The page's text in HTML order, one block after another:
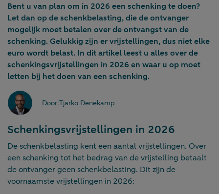
Bent u van plan om in 2026 een schenking te doen?
Let dan op de schenkbelasting, die de ontvanger
mogelijk moet betalen over de ontvangst van de
schenking. Gelukkig zijn er vrijstellingen, dus niet elke
euro wordt belast. In dit artikel leest u alles over de
schenkingsvrijstellingen in 2026 en waar u op moet
letten bij het doen van een schenking.
Door:Tjarko Denekamp
Schenkingsvrijstellingen in 2026
De schenkbelasting kent een aantal vrijstellingen. Over
een schenking tot het bedrag van de vrijstelling betaalt
de ontvanger geen schenkbelasting. Dit zijn de
voornaamste vrijstellingen in 2026: